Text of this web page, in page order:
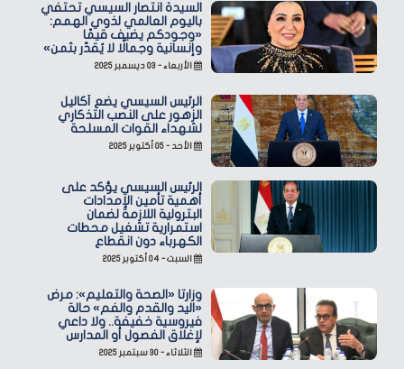
السيدة انتصار السيسي تحتفي
باليوم العالمي لذوي الهمم:
«وجودكم يضيف قيمًا
وإنسانية وجمالًا لا يُقدّر بثمن»
الأربعاء - ٠٣ ديسمبر ٢٠٢٥
الرئيس السيسي يضع أكاليل
الزهور على النصب التذكاري
لشهداء القوات المسلحة
الأحد - ٠٥ أكتوبر ٢٠٢٥
الرئيس السيسي يؤكد على
أهمية تأمين الإمدادات
البترولية اللازمة لضمان
استمرارية تشغيل محطات
الكهرباء دون انقطاع
السبت - ٠٤ أكتوبر ٢٠٢٥
وزارتا «الصحة والتعليم»: مرض
«اليد والقدم والفم» حالة
فيروسية خفيفة.. ولا داعي
لإغلاق الفصول أو المدارس
الثلاثاء - ٣٠ سبتمبر ٢٠٢٥